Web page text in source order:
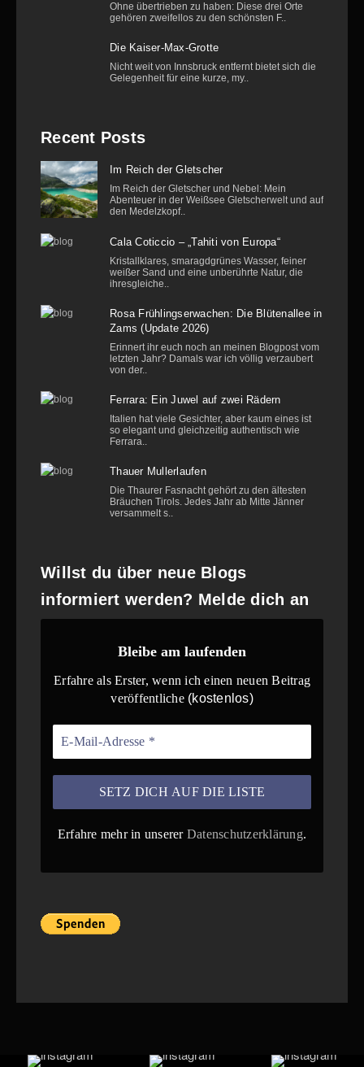
Ohne übertrieben zu haben: Diese drei Orte
gehören zweifellos zu den schönsten F..
Die Kaiser-Max-Grotte
Nicht weit von Innsbruck entfernt bietet sich die
Gelegenheit für eine kurze, my..
Recent Posts
Im Reich der Gletscher
Im Reich der Gletscher und Nebel: Mein
Abenteuer in der Weißsee Gletscherwelt und auf
den Medelzkopf..
Cala Coticcio – „Tahiti von Europa“
Kristallklares, smaragdgrünes Wasser, feiner
weißer Sand und eine unberührte Natur, die
ihresgleiche..
Rosa Frühlingserwachen: Die Blütenallee in
Zams (Update 2026)
Erinnert ihr euch noch an meinen Blogpost vom
letzten Jahr? Damals war ich völlig verzaubert
von der..
Ferrara: Ein Juwel auf zwei Rädern
Italien hat viele Gesichter, aber kaum eines ist
so elegant und gleichzeitig authentisch wie
Ferrara..
Thauer Mullerlaufen
Die Thaurer Fasnacht gehört zu den ältesten
Bräuchen Tirols. Jedes Jahr ab Mitte Jänner
versammelt s..
Willst du über neue Blogs
informiert werden? Melde dich an
Bleibe am laufenden
Erfahre als Erster, wenn ich einen neuen Beitrag
veröffentliche(kostenlos)
Erfahre mehr in unserer Datenschutzerklärung.